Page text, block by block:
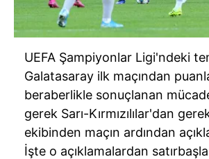
UEFA Şampiyonlar Ligi'ndeki
Galatasaray ilk maçından
beraberlikle sonuçlanan
gerek Sarı-Kırmızılılar'dan
ekibinden maçın ardından
İşte o açıklamalardan